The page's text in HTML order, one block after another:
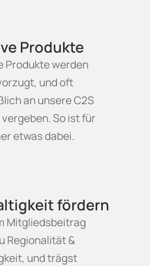
Produkte
Produkte werden
und oft
an unsere C2S
So ist für
etwas dabei.
fördern
Mitgliedsbeitrag
Regionalität &
und trägst